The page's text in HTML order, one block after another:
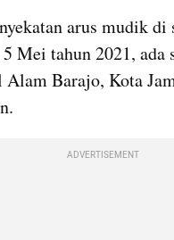
arus mudik di
Mei tahun 2021, ada
Barajo, Kota
ADVERTISEMENT